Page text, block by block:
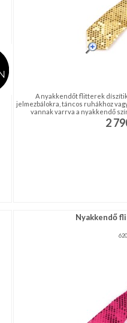
A nyakkendőt flitterek
jelmezbálokra, táncos ruhákhoz
vannak varrva a nyakkendő
2
Nyakkendő